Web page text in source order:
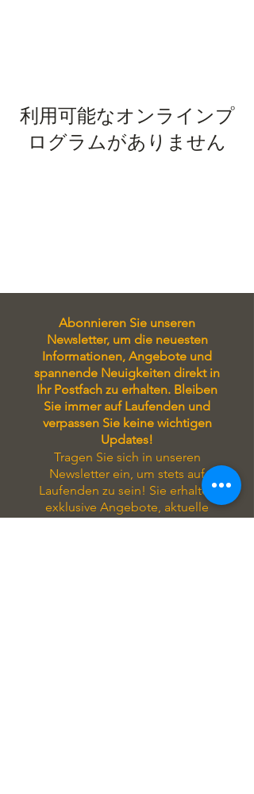
利用可能なオンラインプ
ログラムがありません
Abonnieren Sie unseren
Newsletter, um die neuesten
Informationen, Angebote und
spannende Neuigkeiten direkt in
Ihr Postfach zu erhalten. Bleiben
Sie immer auf Laufenden und
verpassen Sie keine wichtigen
Updates!
Tragen Sie sich in unseren
Newsletter ein, um stets auf
Laufenden zu sein! Sie erhalten
exklusive Angebote, aktuelle